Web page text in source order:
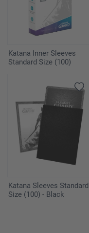
Katana Inner Sleeves
Standard Size (100)
Katana Sleeves Standard
Size (100) - Black